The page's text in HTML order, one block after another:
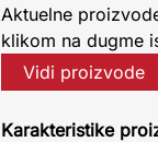
Aktuelne
klikom na dugme
Vidi proizvode
Karakteristike